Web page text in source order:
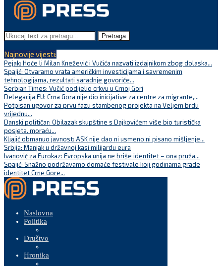
Pretraga
Najnovije vijesti:
Pejak: Hoće li Milan Knežević i Vučića nazvati izdajnikom zbog dolaska...
Spajić: Otvaramo vrata američkim investicijama i savremenim
tehnologijama, rezultati saradnje govoriće...
Serbian Times: Vučić podijelio crkvu u Crnoj Gori
Delegacija EU: Crna Gora nije dio inicijative za centre za migrante,...
Potpisan ugovor za prvu fazu stambenog projekta na Veljem brdu
vrijednu...
Danski političar: Obilazak skupštine s Dajkovićem više bio turistička
posjeta, moraću...
Kljajić obmanuo javnost: ASK nije dao ni usmeno ni pisano mišljenje...
Srbija: Manjak u državnoj kasi milijardu eura
Ivanović za Eurokaz: Evropska unija ne briše identitet – ona pruža...
Spajić: Snažno podržavamo domaće festivale koji godinama grade
identitet Crne Gore...
Naslovna
Politika
Društvo
Hronika